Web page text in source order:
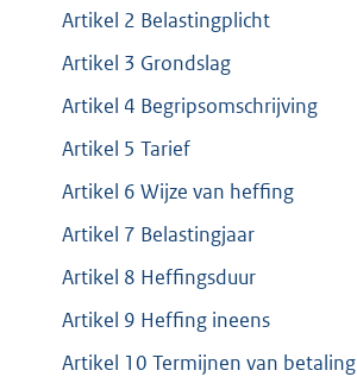
Artikel 2 Belastingplicht
Artikel 3 Grondslag
Artikel 4 Begripsomschrijving
Artikel 5 Tarief
Artikel 6 Wijze van heffing
Artikel 7 Belastingjaar
Artikel 8 Heffingsduur
Artikel 9 Heffing ineens
Artikel 10 Termijnen van betaling